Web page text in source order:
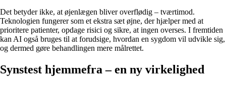
Det betyder ikke, at øjenlægen bliver overflødig – tværtimod.
Teknologien fungerer som et ekstra sæt øjne, der hjælper med at
prioritere patienter, opdage risici og sikre, at ingen overses. I fremtiden
kan AI også bruges til at forudsige, hvordan en sygdom vil udvikle sig,
og dermed gøre behandlingen mere målrettet.
Synstest hjemmefra – en ny virkelighed